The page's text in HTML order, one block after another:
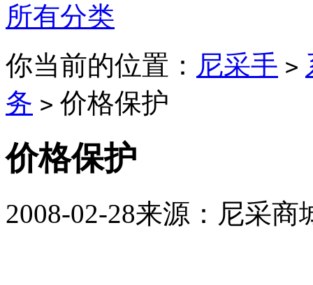
所有分类
你当前的位置： 尼采手 >
务 > 价格保护
价格保护
2008-02-28来源：尼采商